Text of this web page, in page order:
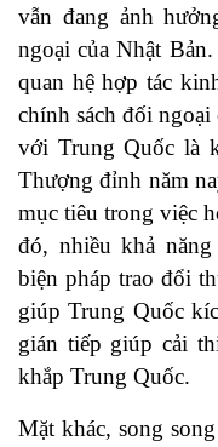
vẫn đang ảnh
ngoại của Nhật
quan hệ hợp tác
chính sách đối
với Trung Quốc là
Thượng đỉnh năm
mục tiêu trong việc
đó, nhiều khả
biện pháp trao đổi
giúp Trung Quốc
gián tiếp giúp cải
khắp Trung Quốc.
Mặt khác, song